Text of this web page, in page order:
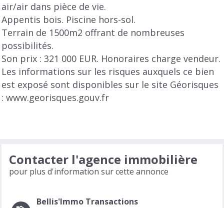
air/air dans pièce de vie.
Appentis bois. Piscine hors-sol.
Terrain de 1500m2 offrant de nombreuses
possibilités.
Son prix : 321 000 EUR. Honoraires charge vendeur.
Les informations sur les risques auxquels ce bien
est exposé sont disponibles sur le site Géorisques
: www.georisques.gouv.fr
Contacter l'agence immobilière
pour plus d'information sur cette annonce
Bellis'Immo Transactions